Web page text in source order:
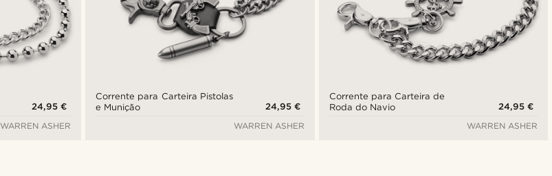
24,95 €
WARREN ASHER
Corrente para Carteira Pistolas
e Munição
24,95 €
WARREN ASHER
Corrente para Carteira de
Roda do Navio
24,95 €
WARREN ASHER